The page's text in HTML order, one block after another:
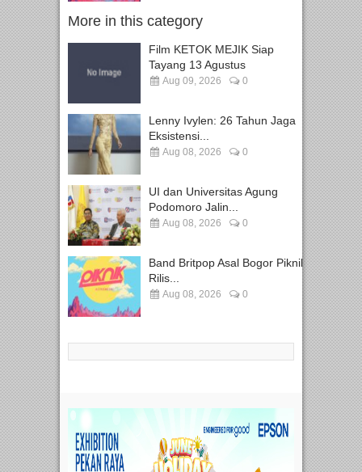
More in this category
Film KETOK MEJIK Siap
Tayang 13 Agustus
Aug 09, 2026 0
Lenny Ivylen: 26 Tahun Jaga
Eksistensi...
Aug 08, 2026 0
UI dan Universitas Agung
Podomoro Jalin...
Aug 08, 2026 0
Band Britpop Asal Bogor Piknik
Rilis...
Aug 08, 2026 0